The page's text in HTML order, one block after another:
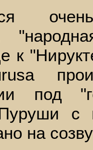
к
под
с
на